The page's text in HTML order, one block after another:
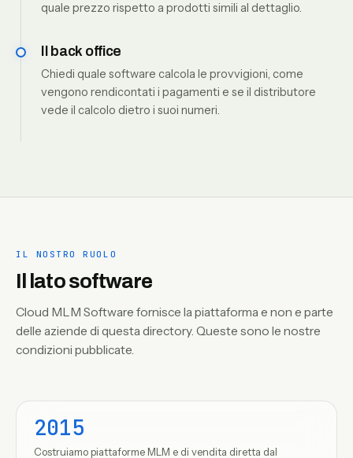
quale prezzo rispetto a prodotti simili al dettaglio.
Il back office
Chiedi quale software calcola le provvigioni, come
vengono rendicontati i pagamenti e se il distributore
vede il calcolo dietro i suoi numeri.
IL NOSTRO RUOLO
Il lato software
Cloud MLM Software fornisce la piattaforma e non e parte
delle aziende di questa directory. Queste sono le nostre
condizioni pubblicate.
2015
Costruiamo piattaforme MLM e di vendita diretta dal